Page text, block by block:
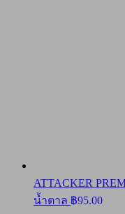
ATTACKER
น้ำตาล ฿95.00